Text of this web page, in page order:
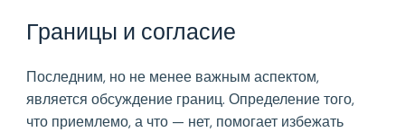
Границы и согласие
Последним, но не менее важным аспектом,
является обсуждение границ. Определение того,
что приемлемо, а что — нет, помогает избежать